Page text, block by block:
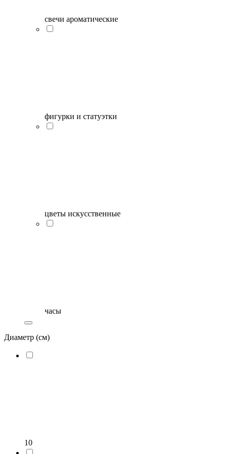
свечи ароматические
фигурки и статуэтки
цветы искусственные
часы
Диаметр (см)
10